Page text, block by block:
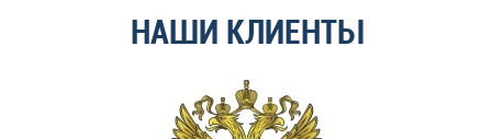
НАШИ КЛИЕНТЫ